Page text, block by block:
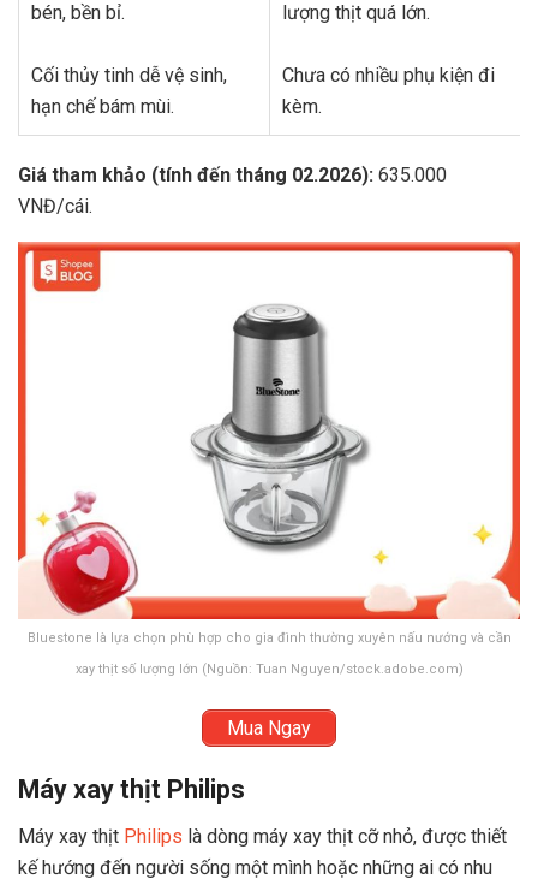
bén, bền bỉ.
Cối thủy tinh dễ vệ sinh,
hạn chế bám mùi.
lượng thịt quá lớn.
Chưa có nhiều phụ kiện đi
kèm.
Giá tham khảo (tính đến tháng 02.2026): 635.000
VNĐ/cái.
Bluestone là lựa chọn phù hợp cho gia đình thường xuyên nấu nướng và cần
xay thịt số lượng lớn (Nguồn: Tuan Nguyen/stock.adobe.com)
Mua Ngay
Máy xay thịt Philips
Máy xay thịt Philips là dòng máy xay thịt cỡ nhỏ, được thiết
kế hướng đến người sống một mình hoặc những ai có nhu